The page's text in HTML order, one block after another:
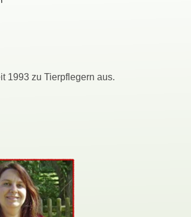
1993 zu Tierpflegern aus.